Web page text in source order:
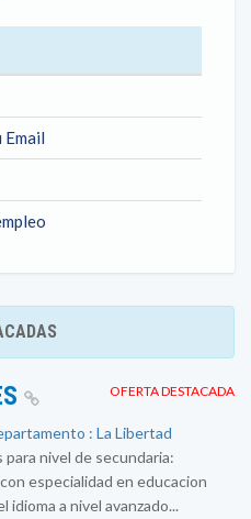
Email
OFERTA DESTACADA
: La Libertad
nivel de secundaria:
especialidad en educacion
a nivel avanzado...